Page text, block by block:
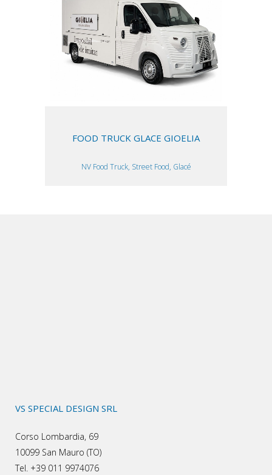
FOOD TRUCK GLACE GIOELIA
NV Food Truck, Street Food, Glacé
VS SPECIAL DESIGN SRL
Corso Lombardia, 69
10099 San Mauro (TO)
Tel. +39 011 9974076